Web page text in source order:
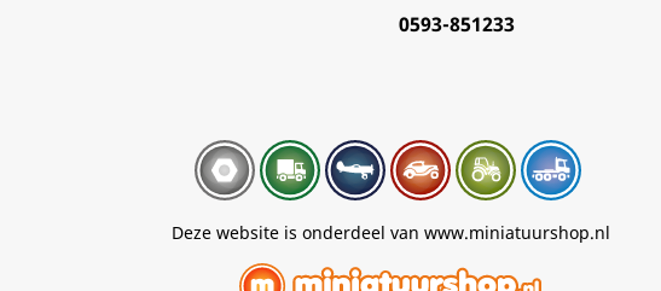
0593-851233
Deze website is onderdeel van www.miniatuurshop.nl